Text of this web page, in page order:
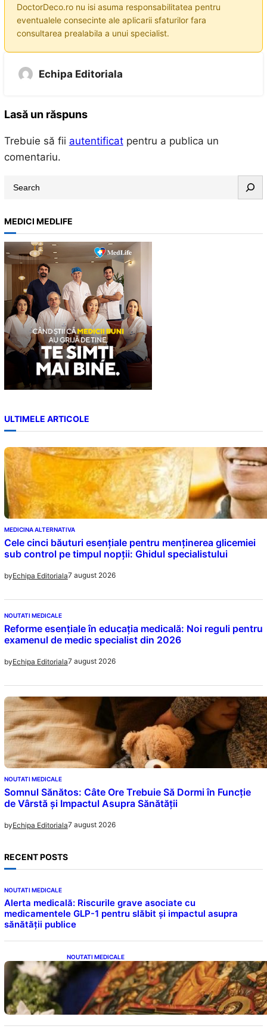
DoctorDeco.ro nu isi asuma responsabilitatea pentru
eventualele consecinte ale aplicarii sfaturilor fara
consultarea prealabila a unui specialist.
Echipa Editoriala
Lasă un răspuns
Trebuie să fii autentificatpentru a publica un
comentariu.
a
r
c
h
MEDICI MEDLIFE
ULTIMELE ARTICOLE
MEDICINA ALTERNATIVA
Cele cinci băuturi esențiale pentru menținerea glicemiei
sub control pe timpul nopții: Ghidul specialistului
byEchipa Editoriala7 august 2026
NOUTATI MEDICALE
Reforme esențiale în educația medicală: Noi reguli pentru
examenul de medic specialist din 2026
byEchipa Editoriala7 august 2026
NOUTATI MEDICALE
Somnul Sănătos: Câte Ore Trebuie Să Dormi în Funcție
de Vârstă și Impactul Asupra Sănătății
byEchipa Editoriala7 august 2026
RECENT POSTS
NOUTATI MEDICALE
Alerta medicală: Riscurile grave asociate cu
medicamentele GLP-1 pentru slăbit și impactul asupra
sănătății publice
NOUTATI MEDICALE
Postul Adormirii Maicii Domnului: Tradiții,
Superstiții și Implicații Spiritualitate în 2026